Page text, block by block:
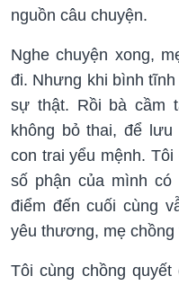
nguồn câu chuyện.
Nghe chuyện xong,
đi. Nhưng khi bình
sự thật. Rồi bà cầm
không bỏ thai, để
con trai yểu mệnh.
số phận của mình
điểm đến cuối cùng
yêu thương, mẹ chồng
Tôi cùng chồng